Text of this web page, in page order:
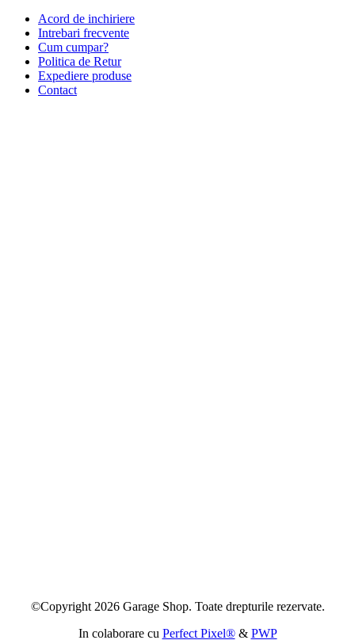
Acord de inchiriere
Intrebari frecvente
Cum cumpar?
Politica de Retur
Expediere produse
Contact
©Copyright 2026 Garage Shop. Toate drepturile rezervate.
In colaborare cu Perfect Pixel®& PWP